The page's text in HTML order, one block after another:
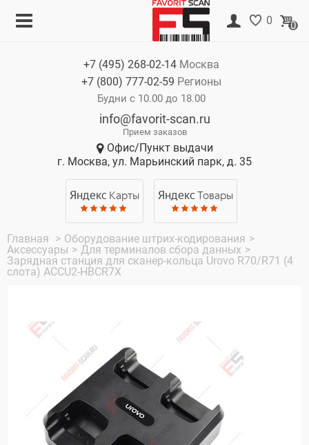
0 0
+7 (495) 268-02-14 Москва
+7 (800) 777-02-59 Регионы
Будни с 10.00 до 18.00
info@favorit-scan.ru
Прием заказов
Офис/Пункт выдачи
г. Москва, ул. Марьинский парк, д. 35
Яндекс Карты Яндекс Товары
Главная > Оборудование штрих-кодирования >
Аксессуары > Для терминалов сбора данных >
Зарядная станция для сканер-кольца Urovo R70/R71 (4
слота) ACCU2-HBCR7X
Корзина
Нет товаров